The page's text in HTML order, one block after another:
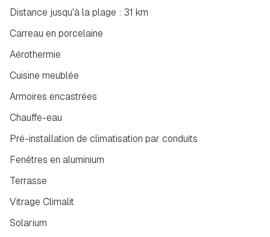
Distance jusqu'à la plage : 31 km
Carreau en porcelaine
Aérothermie
Cuisine meublée
Armoires encastrées
Chauffe-eau
Pré-installation de climatisation par conduits
Fenêtres en aluminium
Terrasse
Vitrage Climalit
Solarium